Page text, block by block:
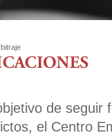
de seguir
el Centro